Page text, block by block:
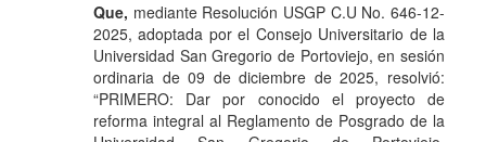
Que, mediante Resolución USGP C.U No. 646-12-
2025, adoptada por el Consejo Universitario de la
Universidad San Gregorio de Portoviejo, en sesión
ordinaria de 09 de diciembre de 2025, resolvió:
“PRIMERO: Dar por conocido el proyecto de
reforma integral al Reglamento de Posgrado de la